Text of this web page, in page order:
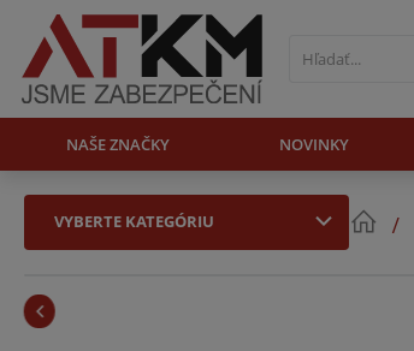
NAŠE ZNAČKY NOVINKY
VYBERTE KATEGÓRIU